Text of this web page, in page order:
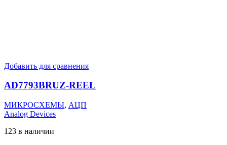
Добавить для сравнения
AD7793BRUZ-REEL
МИКРОСХЕМЫ, АЦП
Analog Devices
123 в наличии